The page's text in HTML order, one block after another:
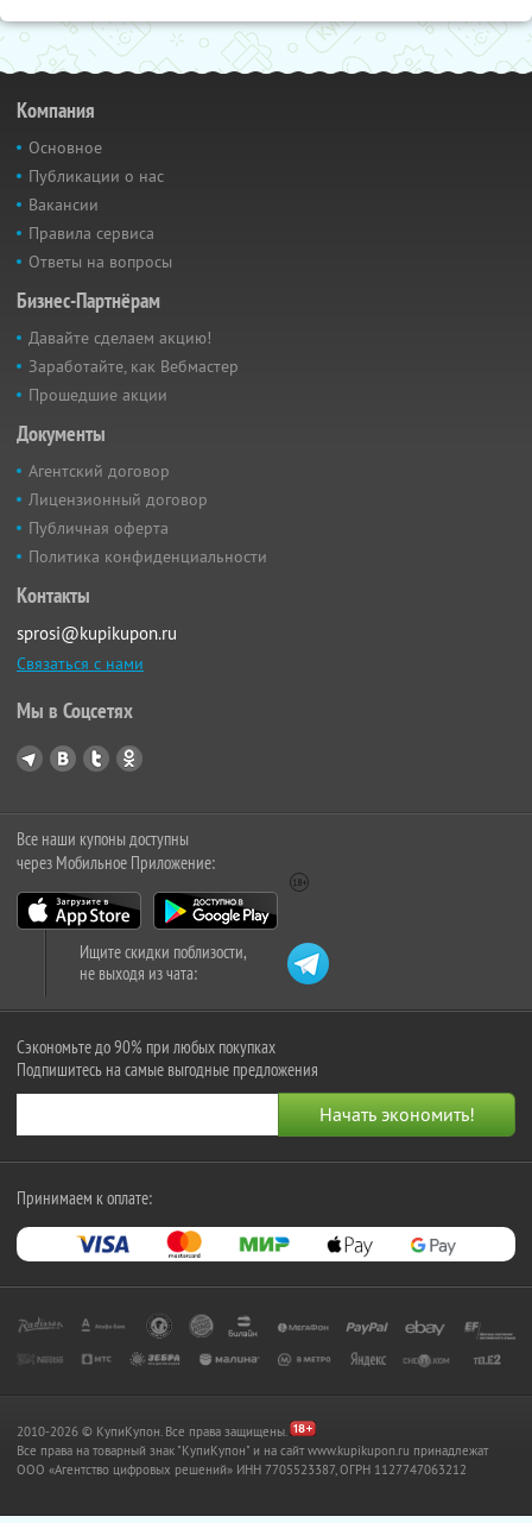
Компания
Основное
Публикации о нас
Вакансии
Правила сервиса
Ответы на вопросы
Бизнес-Партнёрам
Давайте сделаем акцию!
Заработайте, как Вебмастер
Прошедшие акции
Документы
Агентский договор
Лицензионный договор
Публичная оферта
Политика конфиденциальности
Контакты
sprosi@kupikupon.ru
Связаться с нами
Мы в Соцсетях
Все наши купоны доступны
через Мобильное Приложение:
Ищите скидки поблизости,
не выходя из чата:
Сэкономьте до 90% при любых покупках
Подпишитесь на самые выгодные предложения
Принимаем к оплате:
2010-2026 © КупиКупон. Все права защищены.
Все права на товарный знак "КупиКупон" и на сайт www.kupikupon.ru принадлежат
OOO «Агентство цифровых решений» ИНН 7705523387, ОГРН 1127747063212